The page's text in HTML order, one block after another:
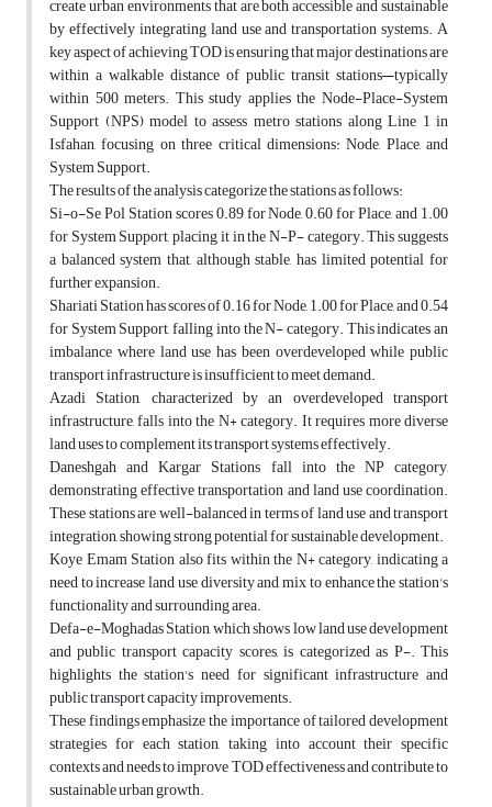
create urban environments that are both accessible and sustainable
by effectively integrating land use and transportation systems. A
key aspect of achieving TOD is ensuring that major destinations are
within a walkable distance of public transit stations—typically
within 500 meters. This study applies the Node-Place-System
Support (NPS) model to assess metro stations along Line 1 in
Isfahan, focusing on three critical dimensions: Node, Place, and
System Support.
The results of the analysis categorize the stations as follows:
Si-o-Se Pol Station scores 0.89 for Node, 0.60 for Place, and 1.00
for System Support, placing it in the N-P- category. This suggests
a balanced system that, although stable, has limited potential for
further expansion.
Shariati Station has scores of 0.16 for Node, 1.00 for Place, and 0.54
for System Support, falling into the N- category. This indicates an
imbalance where land use has been overdeveloped while public
transport infrastructure is insufficient to meet demand.
Azadi Station, characterized by an overdeveloped transport
infrastructure, falls into the N+ category. It requires more diverse
land uses to complement its transport systems effectively.
Daneshgah and Kargar Stations fall into the NP category,
demonstrating effective transportation and land use coordination.
These stations are well-balanced in terms of land use and transport
integration, showing strong potential for sustainable development.
Koye Emam Station also fits within the N+ category, indicating a
need to increase land use diversity and mix to enhance the station's
functionality and surrounding area.
Defa-e-Moghadas Station, which shows low land use development
and public transport capacity scores, is categorized as P-. This
highlights the station's need for significant infrastructure and
public transport capacity improvements.
These findings emphasize the importance of tailored development
strategies for each station, taking into account their specific
contexts and needs to improve TOD effectiveness and contribute to
sustainable urban growth.